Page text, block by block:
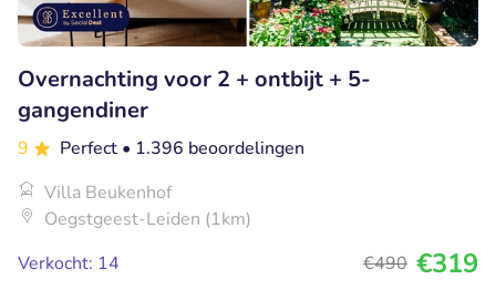
Overnachting voor 2 + ontbijt + 5-
gangendiner
9 Perfect • 1.396 beoordelingen
Villa Beukenhof
Oegstgeest-Leiden (1km)
Verkocht: 14
€490 €319